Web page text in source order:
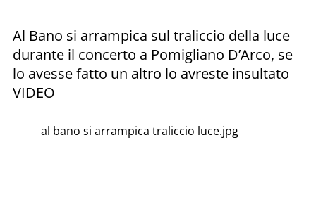
al bano si arrampica traliccio luce.jpg
Al Bano si arrampica sul traliccio della luce
durante il concerto a Pomigliano D’Arco, se
lo avesse fatto un altro lo avreste insultato
VIDEO